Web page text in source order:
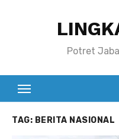
Potret
TAG: BERITA NASIONAL